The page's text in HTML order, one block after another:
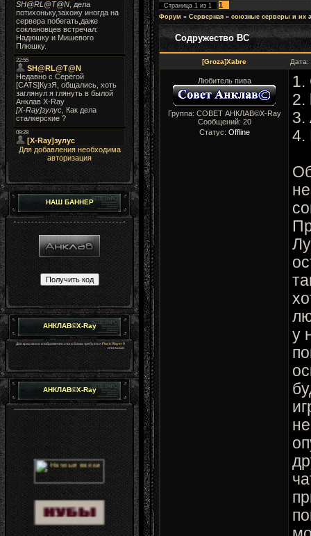
Для добавления необходима
авторизация
НАШ БАННЕР
АНКЛАВ©X-Ray
Для красивого отображения этого блока требуетсяFlash Player 9
или выше.
АНКЛАВ©X-Ray
Страница 1 из 1 1
Форум » Серверная » союзные серверы и их
Содружество ВС
[Groza]Xabre
Любитель пива
Группа: СОВЕТ АНКЛАВ©X-Ray
Сообщений: 20
Статус: Offline
1.
2.
3.
4.
у
не